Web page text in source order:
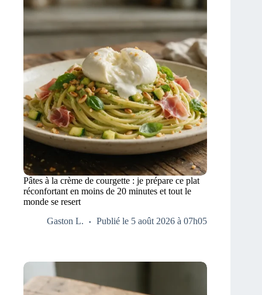
Pâtes à la crème de courgette : je prépare ce plat
réconfortant en moins de 20 minutes et tout le
monde se resert
Gaston L.
Publié le 5 août 2026 à 07h05